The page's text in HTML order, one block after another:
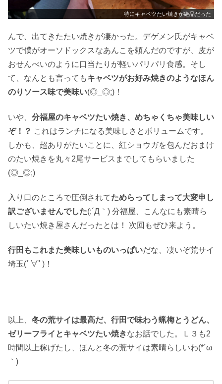
特にキャベツたい焼きが絶品だった
んで、出てきたたい焼きが凄かった。デゲメン氏がキャベ
ツで僕がオーソドックスなあんこを頼んだのですが、皮が
おせんべいのように口当たりが軽いパリパリ食感。そし
て、なんとも言ってもキャベツがお好み焼きのようなほん
のりソース味で美味い(◎_◎;)！
いや、 分福屋のキャベツたい焼き、めちゃくちゃ美味しい
ぞ！？ これはランチになる美味しさとボリュームです。
しかも、超ありがたいことに、紅ショウガを包んだおまけ
のたい焼きを丸々2尾サービスまでしてもらいました
(◎_◎;)
入り口のところで圧倒されてためらってしまって大変申し
訳ございませんでした(;´Д｀) 分福屋、こんなにも素晴ら
しいたい焼き屋さんだったとは！ 次回もぜひ来よう。
行田もこれまた美味しいものいっぱいだな、凄いぞ荒サイ
埼玉(ﾟ∀ﾟ)！
以上、 冬の荒サイは最高だ、行田で味わう蝋梅とうどん、
ゼリーフライとキャベツたい焼きなお話でした。Ｌ３も2
時間以上稼げたし、ほんと冬の荒サイは素晴らしいわ(*´ω
｀)